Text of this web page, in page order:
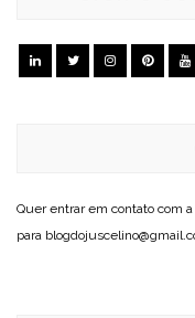
Quer entrar em contato com
para